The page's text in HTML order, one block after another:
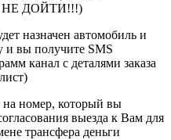
ДОЙТИ!!!)
назначен автомобиль и
и вы получите SMS
канал с деталями заказа
на номер, который вы
выезда к Вам для
трансфера деньги